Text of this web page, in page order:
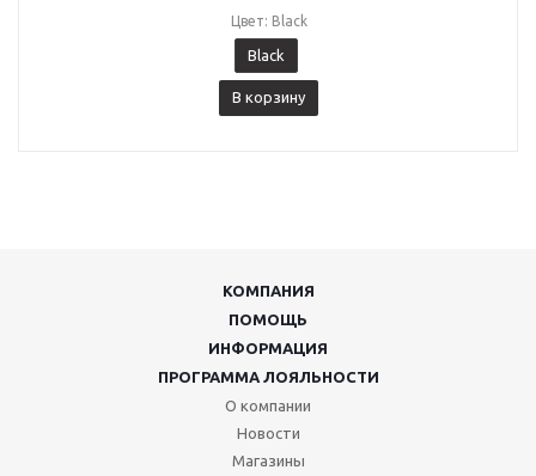
Цвет: Black
Black
В корзину
КОМПАНИЯ
ПОМОЩЬ
ИНФОРМАЦИЯ
ПРОГРАММА ЛОЯЛЬНОСТИ
О компании
Новости
Магазины